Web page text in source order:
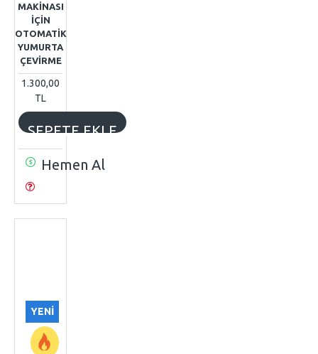
MAKİNASI
İÇİN
OTOMATİK
YUMURTA
ÇEVİRME
1.300,00
TL
SEPETE EKLE
Hemen Al
YENI